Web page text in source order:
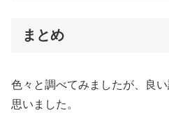
まとめ
色々と調べてみましたが、良
思いました。